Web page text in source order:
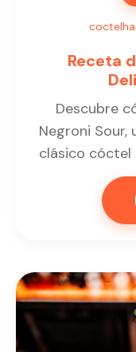
Receta
Descubre
Negroni Sour,
clásico cóctel